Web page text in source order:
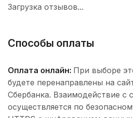
Загрузка отзывов...
Способы оплаты
Оплата онлайн: При выборе
будете перенаправлены на
Сбербанка. Взаимодействие с
осуществляется по